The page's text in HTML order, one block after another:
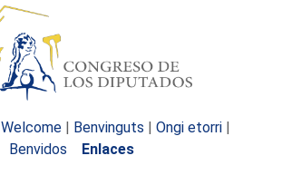
Welcome | Benvinguts | Ongi etorri |
Benvidos
Enlaces